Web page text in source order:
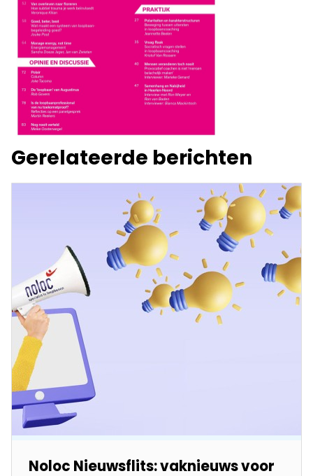
Gerelateerde berichten
Noloc Nieuwsflits: vaknieuws voor